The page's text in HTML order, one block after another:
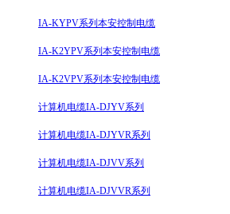
IA-KYPV系列本安控制电缆
IA-K2YPV系列本安控制电缆
IA-K2VPV系列本安控制电缆
计算机电缆IA-DJYV系列
计算机电缆IA-DJYVR系列
计算机电缆IA-DJVV系列
计算机电缆IA-DJVVR系列